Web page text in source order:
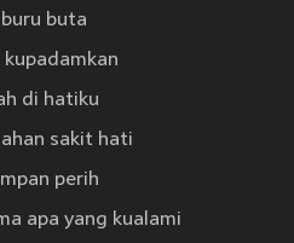
buta
kupadamkan
di hatiku
sakit hati
perih
apa yang kualami